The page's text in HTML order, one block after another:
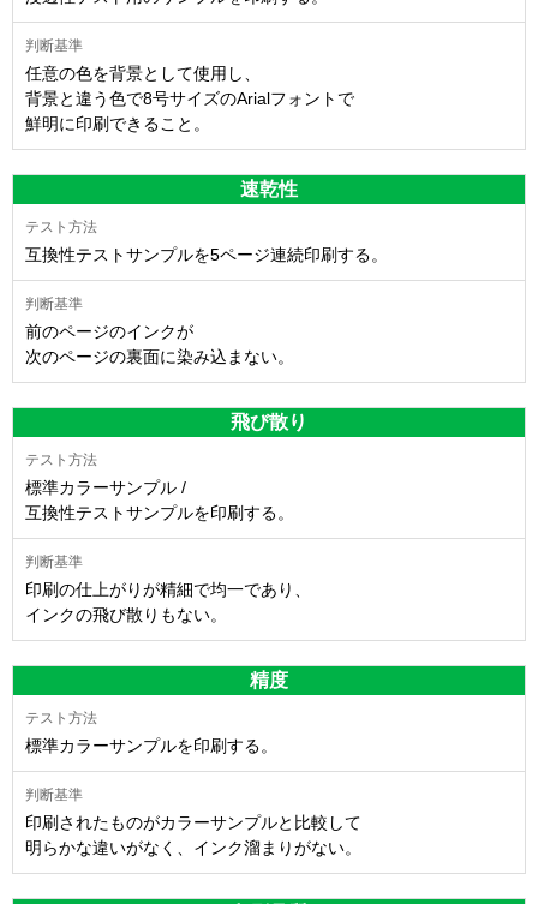
任意の色を背景として使用し、
背景と違う色で8号サイズのArialフォントで
鮮明に印刷できること。
速乾性
互換性テストサンプルを5ページ連続印刷する。
前のページのインクが
次のページの裏面に染み込まない。
飛び散り
標準カラーサンプル /
互換性テストサンプルを印刷する。
印刷の仕上がりが精細で均一であり、
インクの飛び散りもない。
精度
標準カラーサンプルを印刷する。
印刷されたものがカラーサンプルと比較して
明らかな違いがなく、インク溜まりがない。